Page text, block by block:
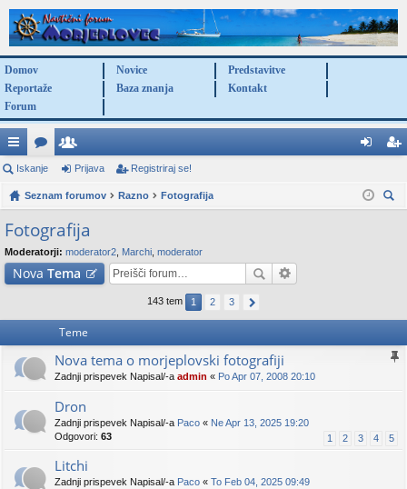
Domov Novice
Predstavitve
Reportaže
Baza znanja
Kontakt
Forum
itr
e
po
ve
za
or
u
po
ra
bn
iki
av ist
Iskanje Prijava Registriraj se!
Seznam forumov Razno
Fotografija
Fotografija
Moderatorji: moderator2 Marchi moderator
Nova Tema
143 tem 1 2 3
Teme
Nova tema o morjeplovski fotografiji
Zadnji prispevek Napisal/-a admin « Po Apr 07, 2008 20:10
Dron
Zadnji prispevek Napisal/-a Paco « Ne Apr 13, 2025 19:20
Odgovori: 63 1 2 3 4 5
Litchi
Zadnji prispevek Napisal/-a Paco « To Feb 04, 2025 09:49